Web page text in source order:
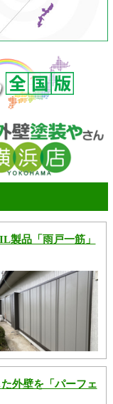
製品「雨戸一筋」
外壁を「パーフェ